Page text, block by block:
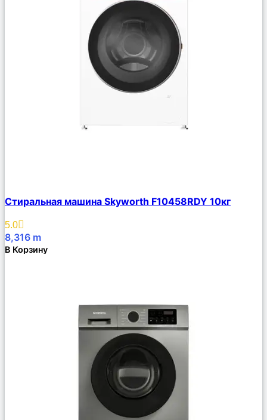
Описание
Избранное
Стиральная машина Skyworth F10458RDY 10кг
5.0
8,316 m
В Корзину